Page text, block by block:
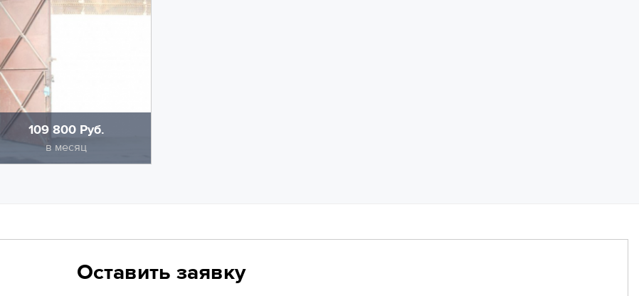
Стоимость
109 800 Руб.
в месяц
Оставить заявку